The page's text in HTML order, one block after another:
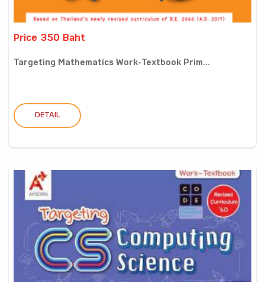
Price 350 Baht
Targeting Mathematics Work-Textbook Prim...
DETAIL